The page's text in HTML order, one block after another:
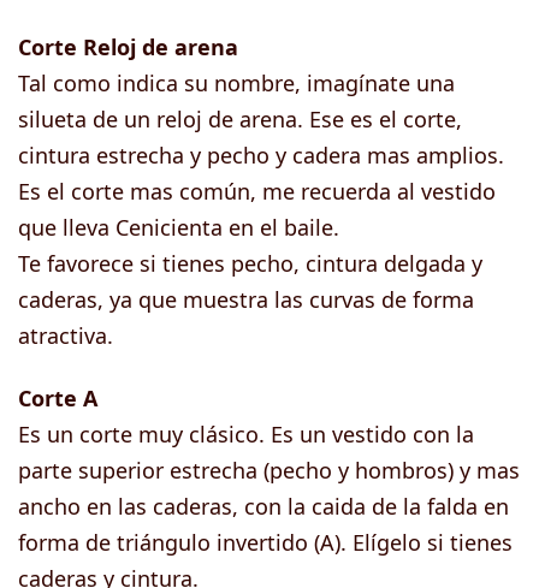
Corte Reloj de arena
Tal como indica su nombre, imagínate una
silueta de un reloj de arena. Ese es el corte,
cintura estrecha y pecho y cadera mas amplios.
Es el corte mas común, me recuerda al vestido
que lleva Cenicienta en el baile.
Te favorece si tienes pecho, cintura delgada y
caderas, ya que muestra las curvas de forma
atractiva.
Corte A
Es un corte muy clásico. Es un vestido con la
parte superior estrecha (pecho y hombros) y mas
ancho en las caderas, con la caida de la falda en
forma de triángulo invertido (A). Elígelo si tienes
caderas y cintura.